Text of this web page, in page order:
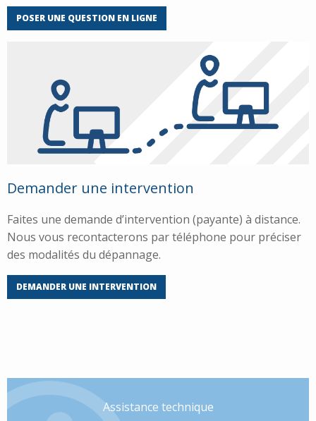
POSER UNE QUESTION EN LIGNE
Demander une intervention
Faites une demande d’intervention (payante) à distance.
Nous vous recontacterons par téléphone pour préciser
des modalités du dépannage.
DEMANDER UNE INTERVENTION
Assistance technique